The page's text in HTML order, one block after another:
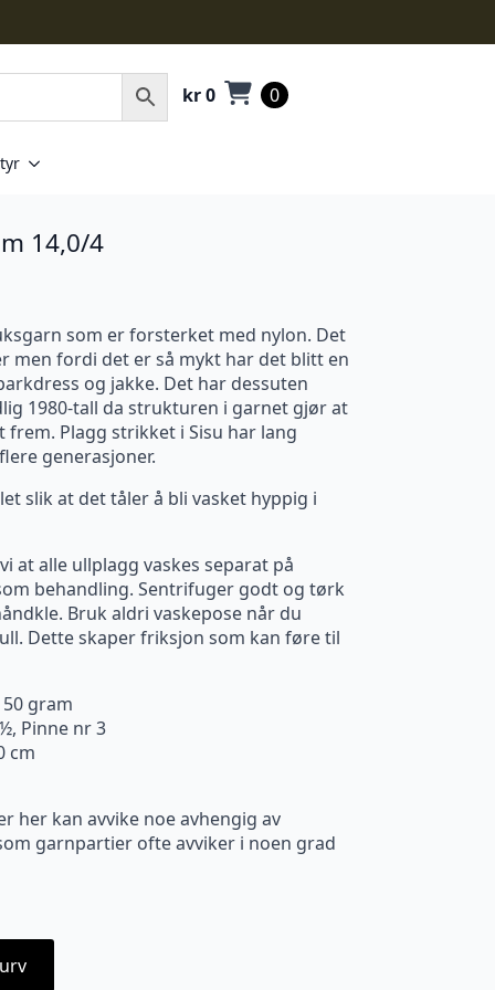
kr0 0
14,0/4
som er forsterket med nylon. Det
men fordi det er så mykt har det blitt en
og jakke. Det har dessuten
1980-tall da strukturen i garnet gjør at
Plagg strikket i Sisu har lang
generasjoner.
slik at det tåler å bli vasket hyppig i
at alle ullplagg vaskes separat på
behandling. Sentrifuger godt og tørk
Bruk aldri vaskepose når du
Dette skaper friksjon som kan føre til
gram
Pinne nr 3
cm
her kan avvike noe avhengig av
garnpartier ofte avviker i noen grad